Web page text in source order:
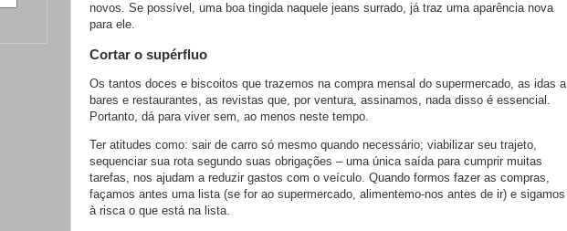
novos. Se possível, uma boa tingida naquele jeans surrado, já traz uma aparência nova
para ele.
Cortar o supérfluo
Os tantos doces e biscoitos que trazemos na compra mensal do supermercado, as idas a
bares e restaurantes, as revistas que, por ventura, assinamos, nada disso é essencial.
Portanto, dá para viver sem, ao menos neste tempo.
Ter atitudes como: sair de carro só mesmo quando necessário; viabilizar seu trajeto,
sequenciar sua rota segundo suas obrigações – uma única saída para cumprir muitas
tarefas, nos ajudam a reduzir gastos com o veículo. Quando formos fazer as compras,
façamos antes uma lista (se for ao supermercado, alimentemo-nos antes de ir) e sigamos
à risca o que está na lista.